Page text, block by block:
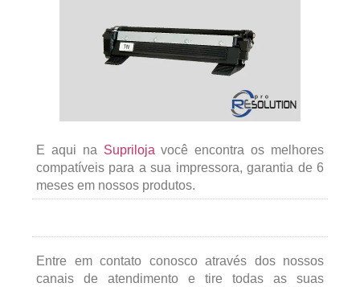
E aqui na Supriloja você encontra os melhores
compatíveis para a sua impressora, garantia de 6
meses em nossos produtos.
Entre em contato conosco através dos nossos
canais de atendimento e tire todas as suas